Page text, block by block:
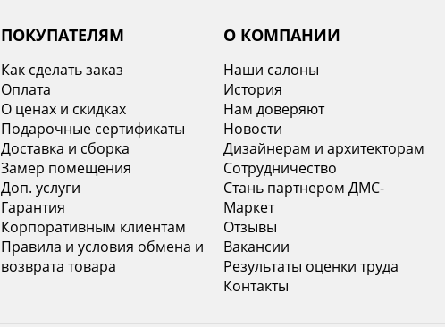
ПОКУПАТЕЛЯМ
Как сделать заказ
Оплата
О ценах и скидках
Подарочные сертификаты
Доставка и сборка
Замер помещения
Доп. услуги
Гарантия
Корпоративным клиентам
Правила и условия обмена и
возврата товара
О КОМПАНИИ
Наши салоны
История
Нам доверяют
Новости
Дизайнерам и архитекторам
Сотрудничество
Стань партнером ДМС-
Маркет
Отзывы
Вакансии
Результаты оценки труда
Контакты